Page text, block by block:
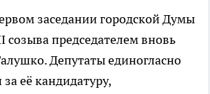
заседании городской Думы
созыва председателем вновь
Депутаты единогласно
её кандидатуру,